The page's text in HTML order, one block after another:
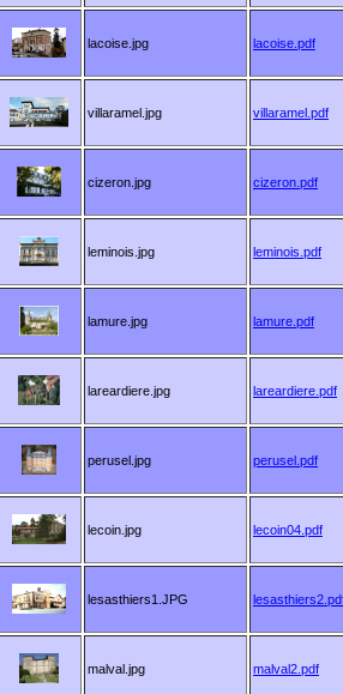
lacoise.jpg lacoise.pdf
villaramel.jpg villaramel.pdf
cizeron.jpg cizeron.pdf
leminois.jpg leminois.pdf
lamure.jpg lamure.pdf
lareardiere.jpg lareardiere.pdf
perusel.jpg perusel.pdf
lecoin.jpg lecoin04.pdf
lesasthiers1.JPG
malval.jpg malval2.pdf